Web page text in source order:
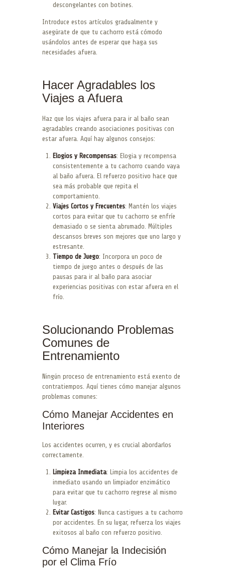
descongelantes con botines.
Introduce estos artículos gradualmente y
asegúrate de que tu cachorro está cómodo
usándolos antes de esperar que haga sus
necesidades afuera.
Hacer Agradables los
Viajes a Afuera
Haz que los viajes afuera para ir al baño sean
agradables creando asociaciones positivas con
estar afuera. Aquí hay algunos consejos:
Elogios y Recompensas: Elogia y recompensa
consistentemente a tu cachorro cuando vaya
al baño afuera. El refuerzo positivo hace que
sea más probable que repita el
comportamiento.
Viajes Cortos y Frecuentes: Mantén los viajes
cortos para evitar que tu cachorro se enfríe
demasiado o se sienta abrumado. Múltiples
descansos breves son mejores que uno largo y
estresante.
Tiempo de Juego: Incorpora un poco de
tiempo de juego antes o después de las
pausas para ir al baño para asociar
experiencias positivas con estar afuera en el
frío.
Solucionando Problemas
Comunes de
Entrenamiento
Ningún proceso de entrenamiento está exento de
contratiempos. Aquí tienes cómo manejar algunos
problemas comunes:
Cómo Manejar Accidentes en
Interiores
Los accidentes ocurren, y es crucial abordarlos
correctamente.
Limpieza Inmediata: Limpia los accidentes de
inmediato usando un limpiador enzimático
para evitar que tu cachorro regrese al mismo
lugar.
Evitar Castigos: Nunca castigues a tu cachorro
por accidentes. En su lugar, refuerza los viajes
exitosos al baño con refuerzo positivo.
Cómo Manejar la Indecisión
por el Clima Frío